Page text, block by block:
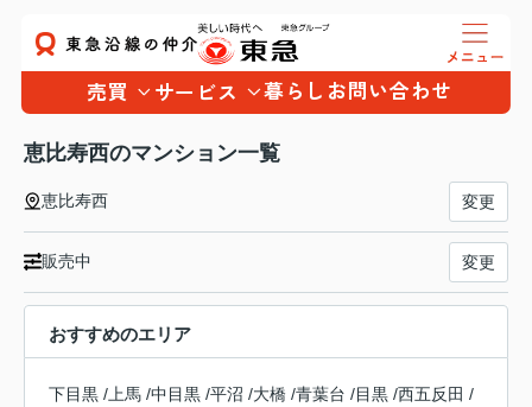
売買 サービス 暮らし お問い合わせ
恵比寿西のマンション一覧
恵比寿西 変更
販売中 変更
おすすめのエリア
下目黒 / 上馬 /中目黒 /平沼 /大橋 /青葉台 /目黒 /西五反田 /